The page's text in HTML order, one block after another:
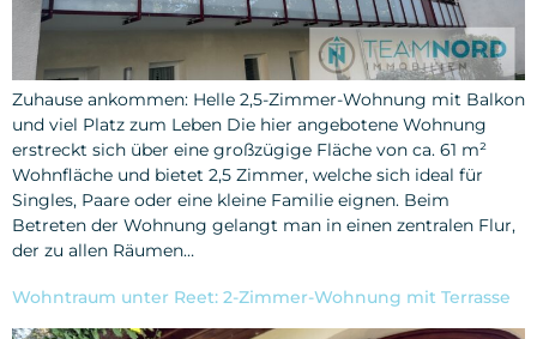
Zuhause ankommen: Helle 2,5-Zimmer-Wohnung mit Balkon
und viel Platz zum Leben Die hier angebotene Wohnung
erstreckt sich über eine großzügige Fläche von ca. 61 m²
Wohnfläche und bietet 2,5 Zimmer, welche sich ideal für
Singles, Paare oder eine kleine Familie eignen. Beim
Betreten der Wohnung gelangt man in einen zentralen Flur,
der zu allen Räumen…
Wohntraum unter Reet: 2-Zimmer-Wohnung mit Terrasse